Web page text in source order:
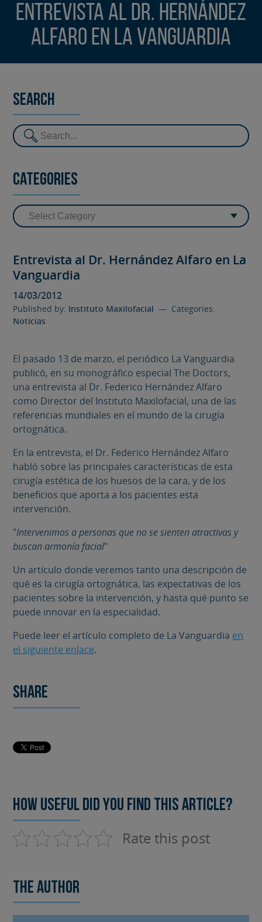
Entrevista al Dr. Hernández
Alfaro en La Vanguardia
Search
Categories
Entrevista al Dr. Hernández Alfaro en La
Vanguardia
14/03/2012
Published by: Instituto Maxilofacial — Categories:
Noticias
El pasado 13 de marzo, el periódico La Vanguardia
publicó, en su monográfico especial The Doctors,
una entrevista al Dr. Federico Hernández Alfaro
como Director del Instituto Maxilofacial, una de las
referencias mundiales en el mundo de la cirugía
ortognática.
En la entrevista, el Dr. Federico Hernández Alfaro
habló sobre las principales características de esta
cirugía estética de los huesos de la cara, y de los
beneficios que aporta a los pacientes esta
intervención.
"Intervenimos a personas que no se sienten atractivas y
buscan armonía facial"
Un artículo donde veremos tanto una descripción de
qué es la cirugía ortognática, las expectativas de los
pacientes sobre la intervención, y hasta qué punto se
puede innovar en la especialidad.
Puede leer el artículo completo de La Vanguardia en
el siguiente enlace.
Share
How useful did you find this article?
Rate this post
The author